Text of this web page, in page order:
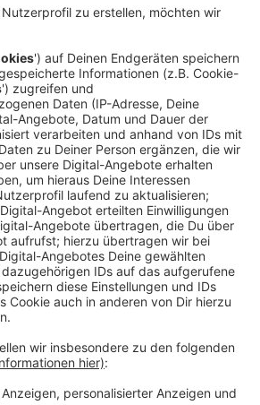
zur absoluten Hölle. Auf ihrem
brutalen Räubern, die in mit Waffen
durch das Ödland jagen,
namens Sweet Tooth (Will
monströsen Eiswagen durch die
das ist noch nicht alles: Ein
Agent Stone
setzt alles daran, sie zu
ein blutiges Spiel zu spielen.
Prime Video